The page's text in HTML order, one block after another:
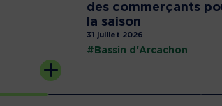
des commerçants
la saison
31 juillet 2026
#Bassin d'Arcachon